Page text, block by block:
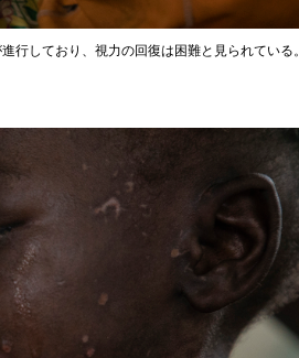
しており、視力の回復は困難と見られている。